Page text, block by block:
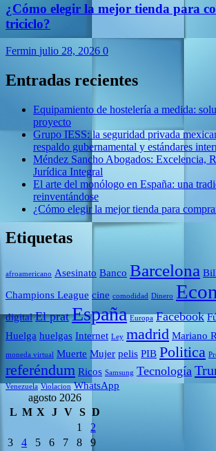
¿Cómo elegir la mejor tienda para
triciclo?
Fermin julio 28, 2026 0
Entradas recientes
Equipamiento de hostelería a medida:
proyecto
Grupo IESS: la seguridad privada
respaldo gubernamental y estándares
Méndez Sancho Abogados: Excelencia,
Jurídica Integral
El arte del monólogo en España: una
reinventándose
¿Cómo elegir la mejor tienda para
Etiquetas
afroamericano Asesinato Banco Barcelona
Champions League cine comodidad Dinero
digital El prat España Europa Facebook
Huelga huelgas Internet Ley madrid Mariano
moneda virtual Muerte Mujer pelis PIB Politica
referéndum Ricos Samsung Tecnología
Venezuela Violacion WhatsApp
agosto 2026
L M X J V S D
1
2
3
4 5 6 7 8
9